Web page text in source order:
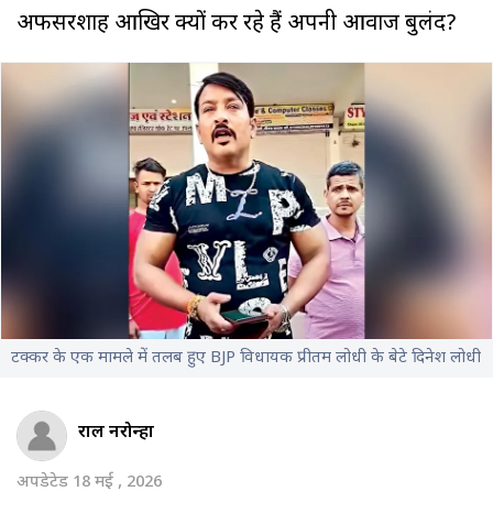
अफसरशाह आखिर क्यों कर रहे हैं अपनी आवाज बुलंद?
टक्कर के एक मामले में तलब हुए BJP विधायक प्रीतम लोधी के बेटे दिनेश लोधी
राहुल नरोन्हा
अपडेटेड 18 मई , 2026